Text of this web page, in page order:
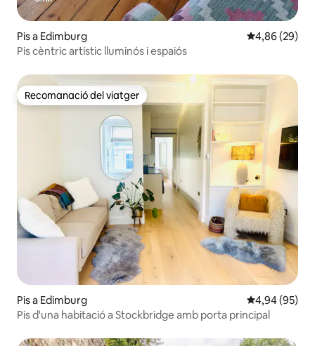
Pis a Edimburg 4,86 de
4,86 (29)
Pis cèntric artístic lluminós i espaiós
Recomanació del viatger
Recomanació del viatger
Pis a Edimburg 4,94 de
4,94 (95)
Pis d'una habitació a Stockbridge amb porta principal